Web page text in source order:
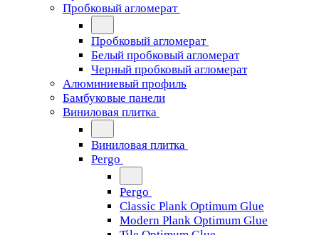
Пробковый агломерат
Пробковый агломерат
Белый пробковый агломерат
Черный пробковый агломерат
Алюминиевый профиль
Бамбуковые панели
Виниловая плитка
Виниловая плитка
Pergo
Pergo
Classic Plank Optimum Glue
Modern Plank Optimum Glue